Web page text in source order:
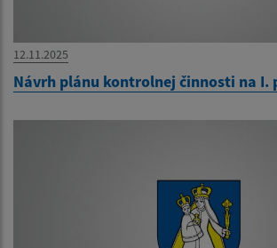
12.11.2025
Návrh plánu kontrolnej činnosti na I.